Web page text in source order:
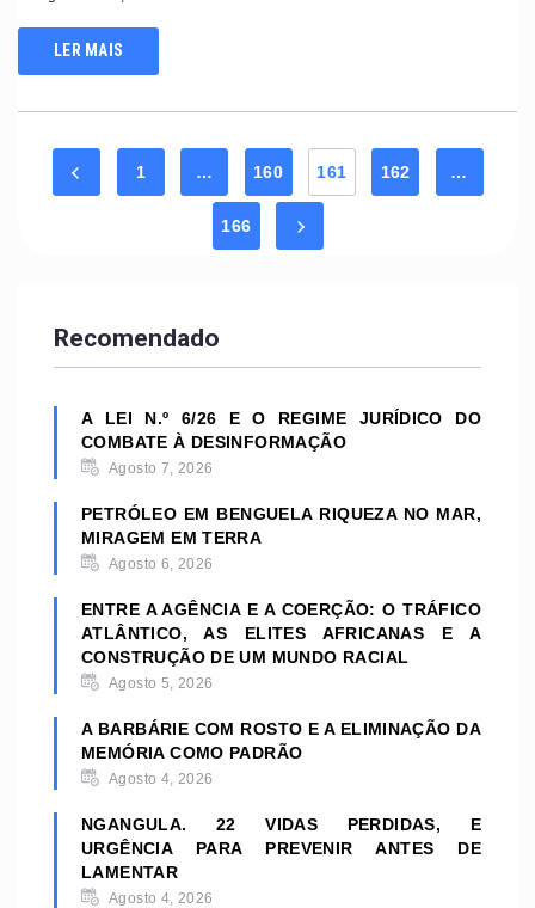
LER MAIS
1 … 160 161 162 …
166
Recomendado
A LEI N.º 6/26 E O REGIME JURÍDICO DO
COMBATE À DESINFORMAÇÃO
Agosto 7, 2026
PETRÓLEO EM BENGUELA RIQUEZA NO MAR,
MIRAGEM EM TERRA
Agosto 6, 2026
ENTRE A AGÊNCIA E A COERÇÃO: O TRÁFICO
ATLÂNTICO, AS ELITES AFRICANAS E A
CONSTRUÇÃO DE UM MUNDO RACIAL
Agosto 5, 2026
A BARBÁRIE COM ROSTO E A ELIMINAÇÃO DA
MEMÓRIA COMO PADRÃO
Agosto 4, 2026
NGANGULA. 22 VIDAS PERDIDAS, E
URGÊNCIA PARA PREVENIR ANTES DE
LAMENTAR
Agosto 4, 2026